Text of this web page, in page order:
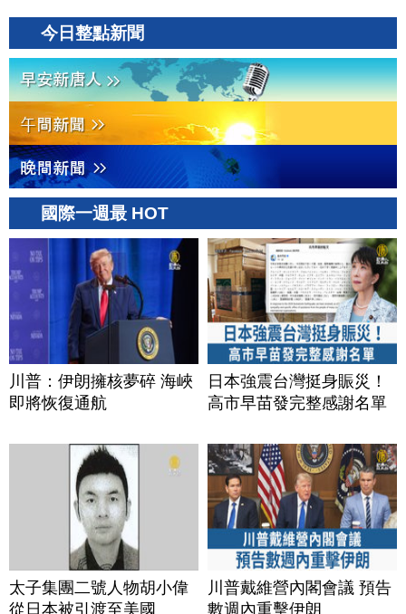
今日整點新聞
國際一週最 HOT
川普：伊朗擁核夢碎 海峽
即將恢復通航
日本強震台灣挺身賑災！
高市早苗發完整感謝名單
太子集團二號人物胡小偉
從日本被引渡至美國
川普戴維營內閣會議 預告
數週內重擊伊朗